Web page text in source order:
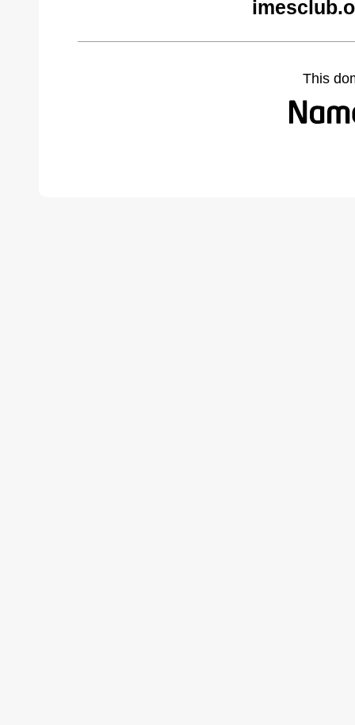
This